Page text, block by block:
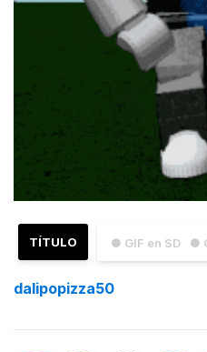
● GIF en SD ●
TÍTULO
dalipopizza50